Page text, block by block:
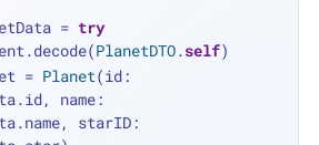
= try
PlanetDTO.self)
= Planet(id:
name:
starID: